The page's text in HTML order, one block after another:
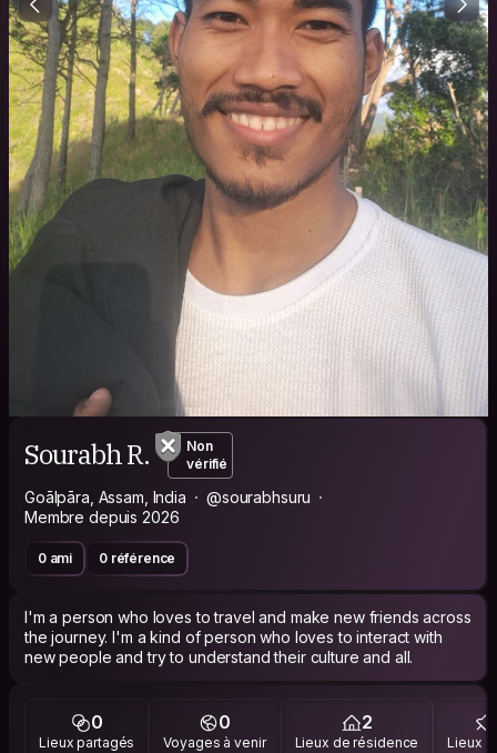
Sourabh R.
Non
vérifié
Goālpāra, Assam, India
@sourabhsuru
Membre depuis 2026
0 ami 0 référence
I'm a person who loves to travel and make new friends across
the journey. I'm a kind of person who loves to interact with
new people and try to understand their culture and all.
0
Lieux partagés
0
Voyages à venir
2
Lieux de résidence Lieux